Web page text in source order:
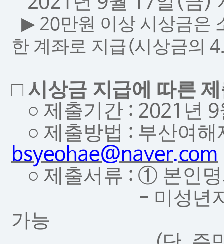
▶ 20만원 이상 시상금은
한 계좌로 지급(시상금의
□ 시상금 지급에 따른
○제출기간 : 2021 년 9
○제출방법 : 부산여해
bsyeohae@naver.com
○제출서류 : ① 본인
- 미성년
가능